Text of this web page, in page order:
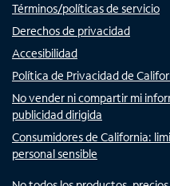
Términos/políticas de servicio
Derechos de privacidad
Accesibilidad
Política de Privacidad de
No vender ni compartir mi
publicidad dirigida
Consumidores de California:
personal sensible